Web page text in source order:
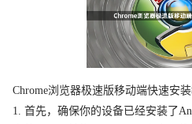
Chrome浏览器极速版移动端快速安装
1. 首先，确保你的设备已经安装了